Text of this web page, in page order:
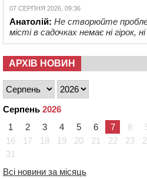
07 СЕРПНЯ 2026, 09:36
Анатолій: Не створюйте
місті в садочках немає ні гірок,
АРХІВ НОВИН
Серпень 2026
1
2 3 4 5 6 7 8
16
17 18 19 20 21 22 23
31
Всі новини за місяць